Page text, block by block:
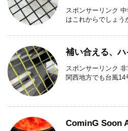
スポンサーリンク
はこれからでしょう
補い合える、ハ
スポンサーリンク
関西地方でも台風
CominG Soon